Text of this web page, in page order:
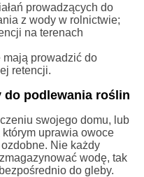
prowadzących do
z wody w rolnictwie;
na terenach
mają prowadzić do
retencji.
do podlewania roślin
swojego domu, lub
uprawia owoce
Nie każdy
wodę, tak
do gleby.